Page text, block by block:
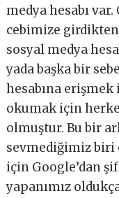
medya hesabı
cebimize
sosyal medya
yada başka bir
hesabına
okumak için
olmuştur. Bu bir
sevmediğimiz biri
için Google’dan
yapanımız